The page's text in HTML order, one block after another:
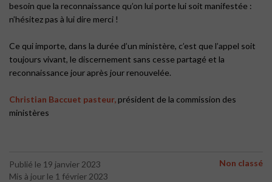
besoin que la reconnaissance qu’on lui porte lui soit manifestée :
n’hésitez pas à lui dire merci !
Ce qui importe, dans la durée d’un ministère, c’est que l’appel soit
toujours vivant, le discernement sans cesse partagé et la
reconnaissance jour après jour renouvelée.
Christian Baccuet pasteur, président de la commission des
ministères
Publié le 19 janvier 2023
Mis à jour le 1 février 2023
Non classé